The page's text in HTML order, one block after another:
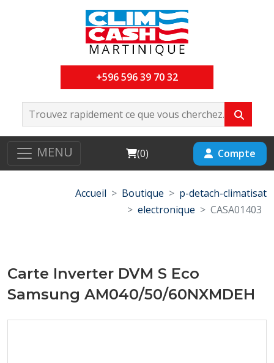
+596 596 39 70 32
MENU Cart
(0) Compte
Accueil Boutique
p-detach-climatisat
electronique
CASA01403
Carte Inverter DVM S Eco
Samsung AM040/50/60NXMDEH